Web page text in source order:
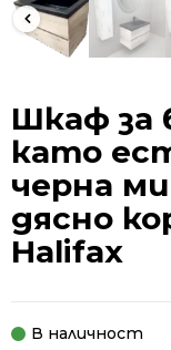
Шкаф за
като
черна
дясно
Halifax
В наличност